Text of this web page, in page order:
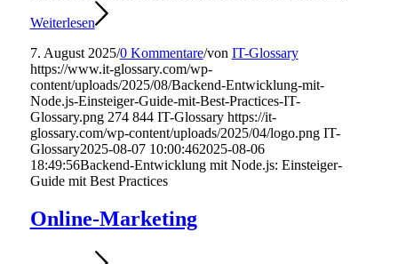
Weiterlesen
7. August 2025/0 Kommentare/von IT-Glossary
https://www.it-glossary.com/wp-
content/uploads/2025/08/Backend-Entwicklung-mit-
Node.js-Einsteiger-Guide-mit-Best-Practices-IT-
Glossary.png 274 844 IT-Glossary https://it-
glossary.com/wp-content/uploads/2025/04/logo.png IT-
Glossary2025-08-07 10:00:462025-08-06
18:49:56Backend-Entwicklung mit Node.js: Einsteiger-
Guide mit Best Practices
Online-Marketing